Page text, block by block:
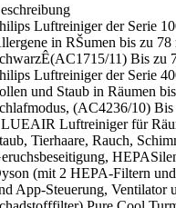
Luftreiniger der Serie
in RŠumen bis zu
11) Bis zu
Luftreiniger der Serie
und Staub in Räumen
(AC4236/10)
Luftreiniger für
Tierhaare, Rauch,
(mit 2 HEPA-Filtern
App-Steuerung, Ventilator